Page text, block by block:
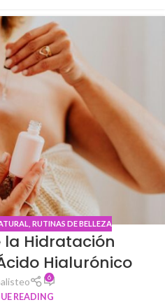
RUTINAS DE BELLEZA
la Hidratación
Hialurónico
6
READING